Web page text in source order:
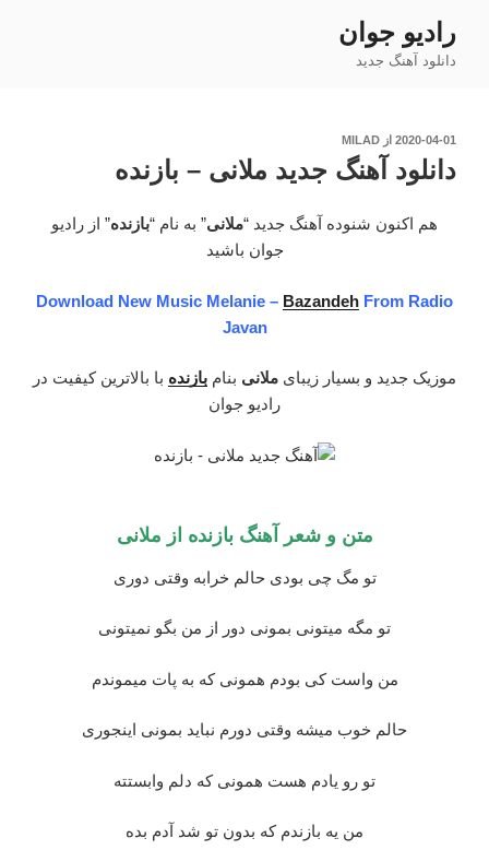
محتوا
رادیو جوان
دانلود آهنگ جدید
نوشته‌شده
2020-04-01 از MILAD
دانلود آهنگ جدید ملانی – بازنده
هم اکنون شنوده آهنگ جدید “ملانی” به نام “بازنده” از رادیو
جوان باشید
Download New Music Melanie – Bazandeh From Radio
Javan
موزیک جدید و بسیار زیبای ملانی بنام بازنده با بالاترین کیفیت در
رادیو جوان
متن و شعر آهنگ بازنده از ملانی
تو مگ چی بودی حالم خرابه وقتی دوری
تو مگه میتونی بمونی دور از من بگو نمیتونی
من واست کی بودم همونی که به پات میموندم
حالم خوب میشه وقتی دورم نباید بمونی اینجوری
تو رو یادم هست همونی که دلم وابستته
من یه بازندم که بدون تو شد آدم بده